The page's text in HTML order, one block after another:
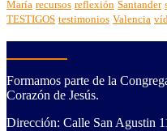
María recursos reflexión Santander
TESTIGOS testimonios Valencia
Formamos parte de la
Corazón de Jesús.
Dirección: Calle San Agustin